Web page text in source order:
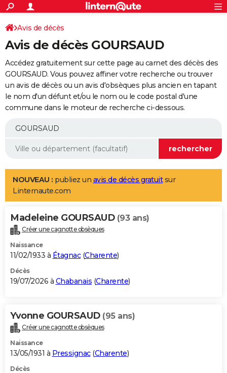
ACTUALITÉS
Politique
Société
Faits Divers
Education
Monde
Villes
+
SPORT
Coupe du monde 2026
Football
Tennis
Cyclisme
Rugby
Forum
Programme TV
TNT
Streaming
Cinéma
Sorties cinéma
Musique
+
FINANCE
Impôts
Immobilier
Risques naturels par ville
Banque
Assurance
Crédit
AUTO
Essais
Réserver un essai
Citadines
Berlines
SUV
Forum auto
+
Mobiles
Meilleur smartphone
Internet
Ordinateurs
Jeux vidéo
Guide high-tech
Aménagement intérieur
LIFESTYLE
Art de vivre
Bien-être
Loisirs
Mode
Modes de vie
Alimentation
Guide de la santé
Maladies
Médicaments
Sommeil
VOYAGE
Destinations
City break
Voyage nature
Voyage de noces
Forum
Climat
+PHOTO
GUIDES D'ACHAT
BONS PLANS
Carte de Noël
Carte Bonne année
Carte Saint-Valentin
Carte Pâques
Carte d'anniversaire
DICTIONNAIRE
Dictionnaire
Biographies
Citations
Expressions
Proverbes
PROGRAMME TV
Avis de décès
Avis de décès GOURSAUD
Accédez gratuitement sur cette page au carnet des décès des
GOURSAUD. Vous pouvez affiner votre recherche ou trouver
un avis de décès ou un avis d'obsèques plus ancien en tapant
le nom d'un défunt et/ou le nom ou le code postal d'une
commune dans le moteur de recherche ci-dessous.
NOUVEAU : publiez un avis de décès gratuitsur
Linternaute.com
Madeleine GOURSAUD (93 ans)
Créer une cagnotte obsèques
Naissance
11/02/1933 à Étagnac(Charente)
Décès
19/07/2026 à Chabanais (Charente)
Yvonne GOURSAUD (95 ans)
Créer une cagnotte obsèques
Naissance
13/05/1931 à Pressignac(Charente)
Décès